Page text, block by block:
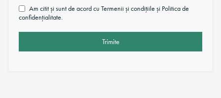
Am citit și sunt de acord cu Termenii și condițiile și Politica de
confidențialitate.
Trimite